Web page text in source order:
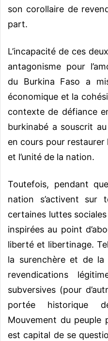
son corollaire de
part.
L’incapacité de ces
antagonisme pour
du Burkina Faso a
économique et la
contexte de défiance
burkinabé a souscrit
en cours pour
et l’unité de la nation.
Toutefois, pendant
nation s’activent sur
certaines luttes
inspirées au point
liberté et libertinage.
la surenchère et de
revendications
subversives (pour
portée historique
Mouvement du peuple
est capital de se